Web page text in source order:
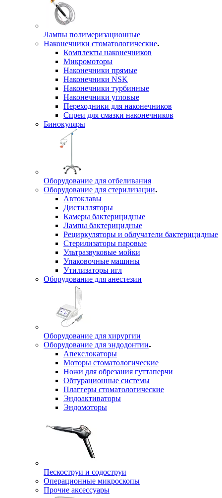
Лампы полимеризационные
Наконечники стоматологические
Комплекты наконечников
Микромоторы
Наконечники прямые
Наконечники NSK
Наконечники турбинные
Наконечники угловые
Переходники для наконечников
Спреи для смазки наконечников
Бинокуляры
Оборудование для отбеливания
Оборудование для стерилизации
Автоклавы
Дистилляторы
Камеры бактерицидные
Лампы бактерицидные
Рециркуляторы и облучатели бактерицидные
Стерилизаторы паровые
Ультразвуковые мойки
Упаковочные машины
Утилизаторы игл
Оборудование для анестезии
Оборудование для хирургии
Оборудование для эндодонтии
Апекслокаторы
Моторы стоматологические
Ножи для обрезания гуттаперчи
Обтурационные системы
Плаггеры стоматологические
Эндоактиваторы
Эндомоторы
Пескоструи и содоструи
Операционные микроскопы
Прочие аксессуары